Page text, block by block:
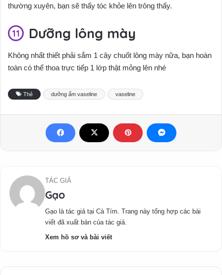
thường xuyên, bạn sẽ thấy tóc khỏe lên trông thấy.
Dưỡng lông mày
Không nhất thiết phải sắm 1 cây chuốt lông mày nữa, bạn hoàn
toàn có thể thoa trực tiếp 1 lớp thật mỏng lên nhé
Thẻ dưỡng ẩm vaseline vaseline
TÁC GIẢ
Gạo
Gạo là tác giả tại Cà Tím. Trang này tổng hợp các bài
viết đã xuất bản của tác giả.
Xem hồ sơ và bài viết